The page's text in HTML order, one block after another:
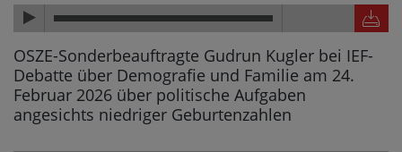
OSZE-Sonderbeauftragte Gudrun Kugler bei IEF-
Debatte über Demografie und Familie am 24.
Februar 2026 über politische Aufgaben
angesichts niedriger Geburtenzahlen